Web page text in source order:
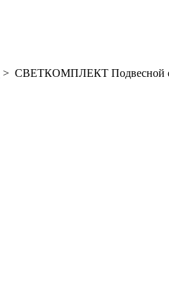
> СВЕТКОМПЛЕКТ Подвесной